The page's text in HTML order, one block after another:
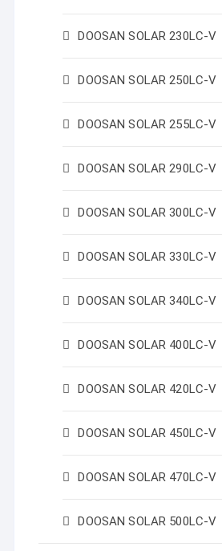
DOOSAN SOLAR 230LC-V
DOOSAN SOLAR 250LC-V
DOOSAN SOLAR 255LC-V
DOOSAN SOLAR 290LC-V
DOOSAN SOLAR 300LC-V
DOOSAN SOLAR 330LC-V
DOOSAN SOLAR 340LC-V
DOOSAN SOLAR 400LC-V
DOOSAN SOLAR 420LC-V
DOOSAN SOLAR 450LC-V
DOOSAN SOLAR 470LC-V
DOOSAN SOLAR 500LC-V